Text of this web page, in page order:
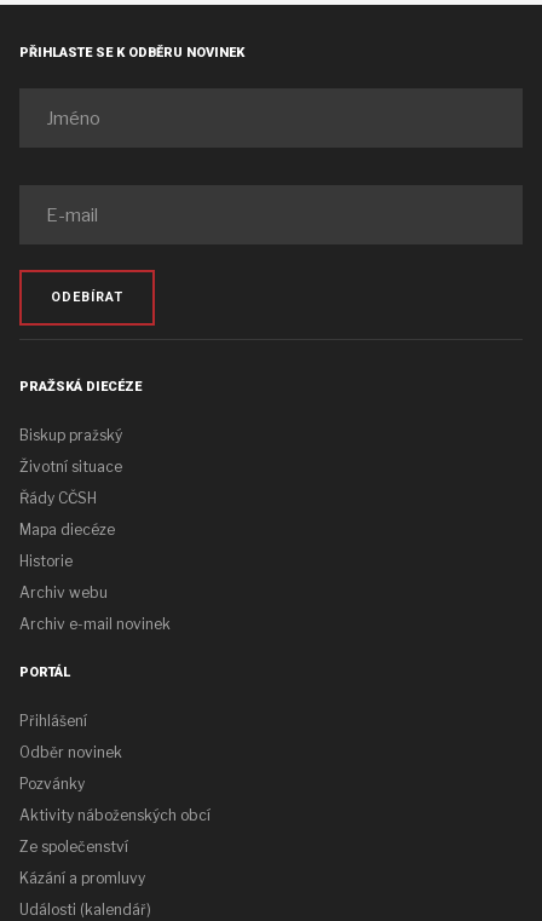
PŘIHLASTE SE K ODBĚRU NOVINEK
ODEBÍRAT
PRAŽSKÁ DIECÉZE
Biskup pražský
Životní situace
Řády CČSH
Mapa diecéze
Historie
Archiv webu
Archiv e-mail novinek
PORTÁL
Přihlášení
Odběr novinek
Pozvánky
Aktivity náboženských obcí
Ze společenství
Kázání a promluvy
Události (kalendář)